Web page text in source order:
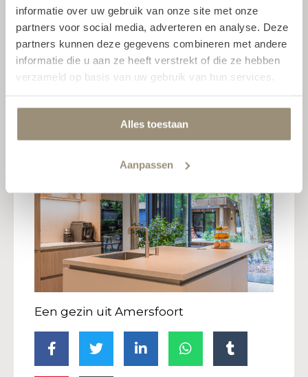
informatie over uw gebruik van onze site met onze
partners voor social media, adverteren en analyse. Deze
partners kunnen deze gegevens combineren met andere
informatie die u aan ze heeft verstrekt of die ze hebben
verzameld op basis van uw gebruik van hun services.
Alles toestaan
Aanpassen
ochtends van hun ontbijt en omdat het
eiland naar de tuin is gericht, voelt het
alsof de keuken en de tuin in elkaar
overlopen. Het is echt de plek waar we
ruimte genieten.
Een gezin uit Amersfoort